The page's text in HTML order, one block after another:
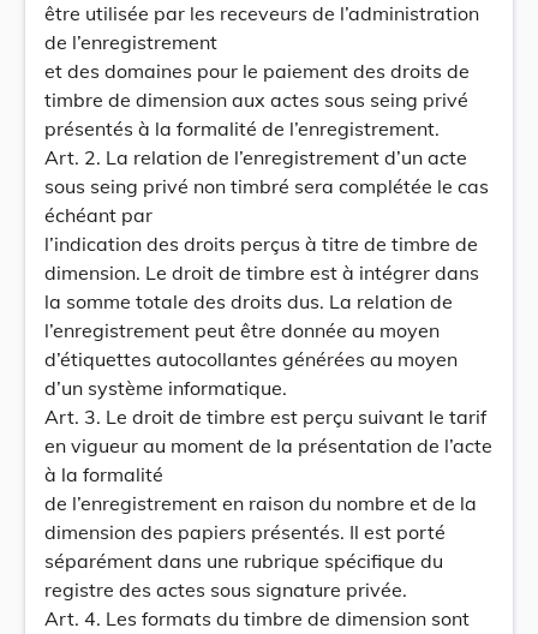
être utilisée par les receveurs de l’administration
de l’enregistrement
et des domaines pour le paiement des droits de
timbre de dimension aux actes sous seing privé
présentés à la formalité de l’enregistrement.
Art. 2. La relation de l’enregistrement d’un acte
sous seing privé non timbré sera complétée le cas
échéant par
l’indication des droits perçus à titre de timbre de
dimension. Le droit de timbre est à intégrer dans
la somme totale des droits dus. La relation de
l’enregistrement peut être donnée au moyen
d’étiquettes autocollantes générées au moyen
d’un système informatique.
Art. 3. Le droit de timbre est perçu suivant le tarif
en vigueur au moment de la présentation de l’acte
à la formalité
de l’enregistrement en raison du nombre et de la
dimension des papiers présentés. Il est porté
séparément dans une rubrique spécifique du
registre des actes sous signature privée.
Art. 4. Les formats du timbre de dimension sont